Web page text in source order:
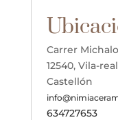
Carrer
12540, Vila-
Castellón
634727653